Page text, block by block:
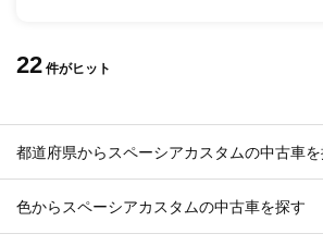
22 件がヒット
都道府県からスペーシアカスタムの中古車を
色からスペーシアカスタムの中古車を探す